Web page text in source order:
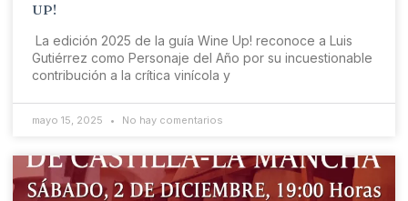
UP!
La edición 2025 de la guía Wine Up! reconoce a Luis
Gutiérrez como Personaje del Año por su incuestionable
contribución a la crítica vinícola y
mayo 15, 2025 No hay comentarios